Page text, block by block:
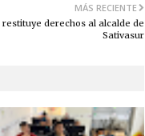
MÁS RECIENTE
derechos al alcalde de
Sativasur